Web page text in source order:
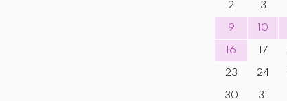
2 3
9 10
16 17
23 24
30 31